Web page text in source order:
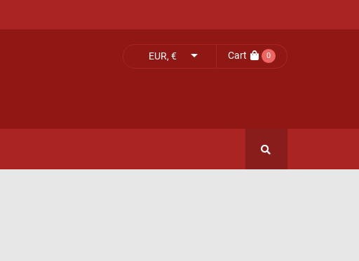
EUR, € Cart 0